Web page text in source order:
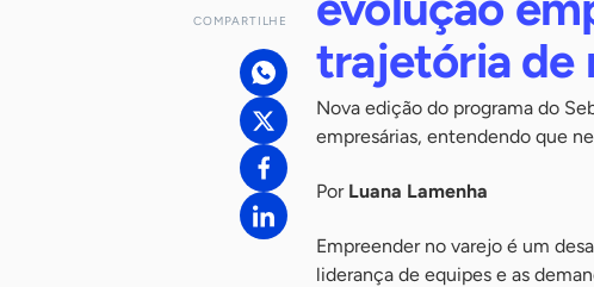
COMPARTILHE
trajetória de
Nova edição do programa do
empresárias, entendendo que
Por Luana Lamenha
Empreender no varejo é um
liderança de equipes e as